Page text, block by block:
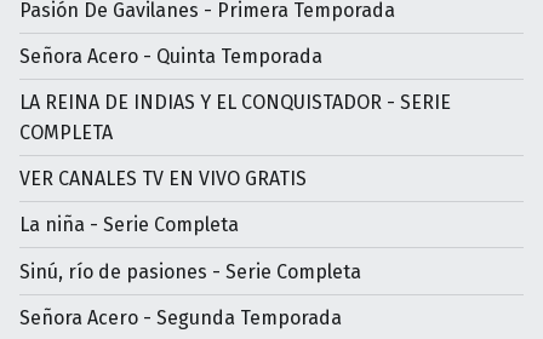
Pasión De Gavilanes - Primera Temporada
Señora Acero - Quinta Temporada
LA REINA DE INDIAS Y EL CONQUISTADOR - SERIE
COMPLETA
VER CANALES TV EN VIVO GRATIS
La niña - Serie Completa
Sinú, río de pasiones - Serie Completa
Señora Acero - Segunda Temporada